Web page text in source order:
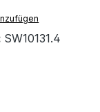
SW10131.4